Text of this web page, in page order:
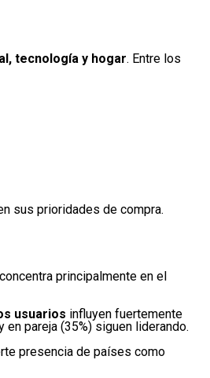
tecnología y hogar. Entre los
sus prioridades de compra.
principalmente en el
usuarios influyen fuertemente
pareja (35%) siguen liderando.
presencia de países como